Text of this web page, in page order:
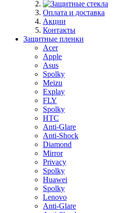
Оплата и доставка
Акции
Контакты
Защитные пленки
Acer
Apple
Asus
Spolky
Meizu
Explay
FLY
Spolky
HTC
Anti-Glare
Anti-Shock
Diamond
Mirror
Privacy
Spolky
Huawei
Spolky
Lenovo
Anti-Glare